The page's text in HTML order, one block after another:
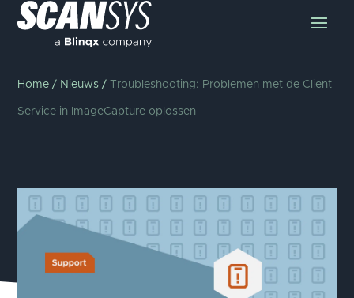
Home / Nieuws / Troubleshooting: Problemen met de Client
Service in ImageCapture oplossen